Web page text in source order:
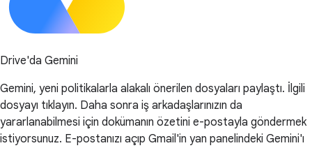
Drive'da Gemini
Gemini, yeni politikalarla alakalı önerilen dosyaları paylaştı. İlgili
dosyayı tıklayın. Daha sonra iş arkadaşlarınızın da
yararlanabilmesi için dokümanın özetini e-postayla göndermek
istiyorsunuz. E-postanızı açıp Gmail'in yan panelindeki Gemini'ı